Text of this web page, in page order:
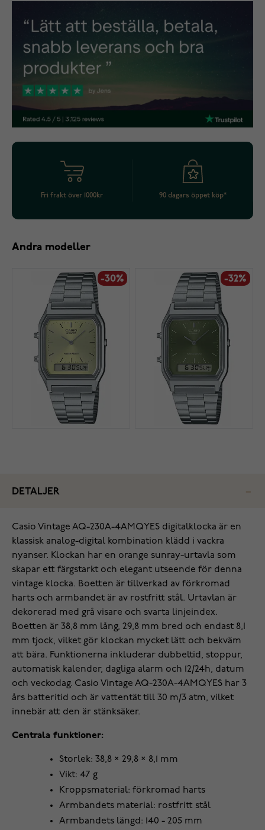
Fri frakt över 1000kr 90 dagars öppet köp*
Andra modeller
-30% -32%
DETALJER
Casio Vintage AQ-230A-4AMQYES digitalklocka är en
klassisk analog-digital kombination klädd i vackra
nyanser. Klockan har en orange sunray-urtavla som
skapar ett färgstarkt och elegant utseende för denna
vintage klocka. Boetten är tillverkad av förkromad
harts och armbandet är av rostfritt stål. Urtavlan är
dekorerad med grå visare och svarta linjeindex.
Boetten är 38,8 mm lång, 29,8 mm bred och endast 8,1
mm tjock, vilket gör klockan mycket lätt och bekväm
att bära. Funktionerna inkluderar dubbeltid, stoppur,
automatisk kalender, dagliga alarm och 12/24h, datum
och veckodag. Casio Vintage AQ-230A-4AMQYES har 3
års batteritid och är vattentät till 30 m/3 atm, vilket
innebär att den är stänksäker.
Centrala funktioner:
Storlek: 38,8 × 29,8 × 8,1 mm
Vikt: 47 g
Kroppsmaterial: förkromad harts
Armbandets material: rostfritt stål
Armbandets längd: 140 - 205 mm